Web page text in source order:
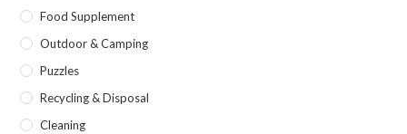
Food Supplement
Outdoor & Camping
Puzzles
Recycling & Disposal
Cleaning